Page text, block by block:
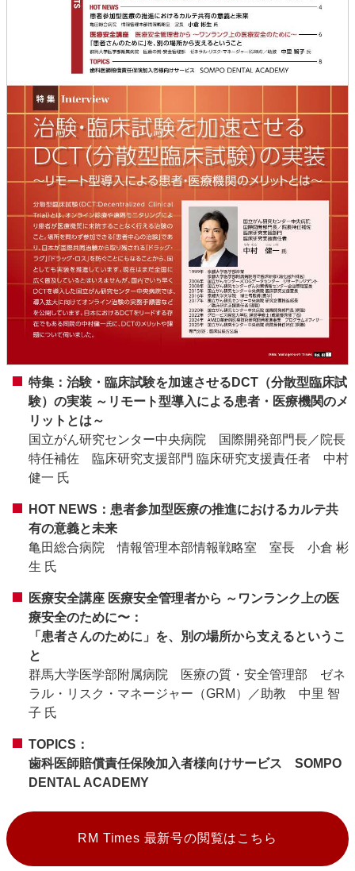
特集：治験・臨床試験を加速させるDCT（分散型臨床試
験）の実装 ～リモート型導入による患者・医療機関のメ
リットとは～
国立がん研究センター中央病院 国際開発部門長／院長
特任補佐 臨床研究支援部門 臨床研究支援責任者 中村
健一 氏
HOT NEWS：患者参加型医療の推進におけるカルテ共
有の意義と未来
亀田総合病院 情報管理本部情報戦略室 室長 小倉 彬
生 氏
医療安全講座 医療安全管理者から ～ワンランク上の医
療安全のために〜：
「患者さんのために」を、別の場所から支えるというこ
と
群馬大学医学部附属病院 医療の質・安全管理部 ゼネ
ラル・リスク・マネージャー（GRM）／助教 中里 智
子 氏
TOPICS：
歯科医師賠償責任保険加入者様向けサービス SOMPO
DENTAL ACADEMY
RM Times 最新号の閲覧はこちら